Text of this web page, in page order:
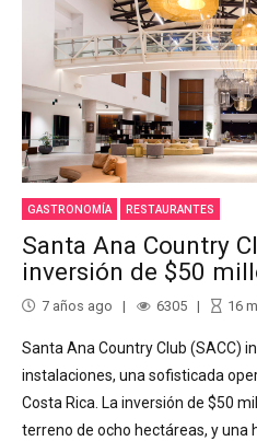
GASTRONOMÍA RESTAURANTES
Santa Ana Country
inversión de $50
7 años ago 6305 16
Santa Ana Country Club (SACC)
instalaciones, una sofisticada
Costa Rica. La inversión de $50
terreno de ocho hectáreas, y una